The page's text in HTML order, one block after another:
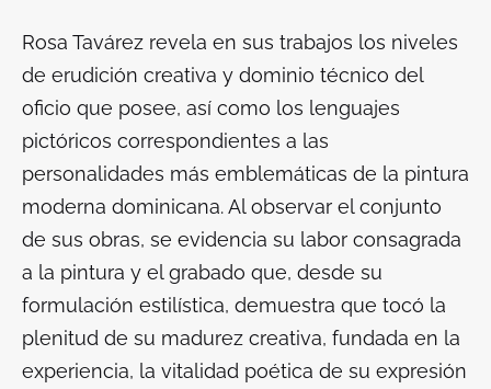
Rosa Tavárez revela en sus trabajos los niveles
de erudición creativa y dominio técnico del
oficio que posee, así como los lenguajes
pictóricos correspondientes a las
personalidades más emblemáticas de la pintura
moderna dominicana. Al observar el conjunto
de sus obras, se evidencia su labor consagrada
a la pintura y el grabado que, desde su
formulación estilística, demuestra que tocó la
plenitud de su madurez creativa, fundada en la
experiencia, la vitalidad poética de su expresión